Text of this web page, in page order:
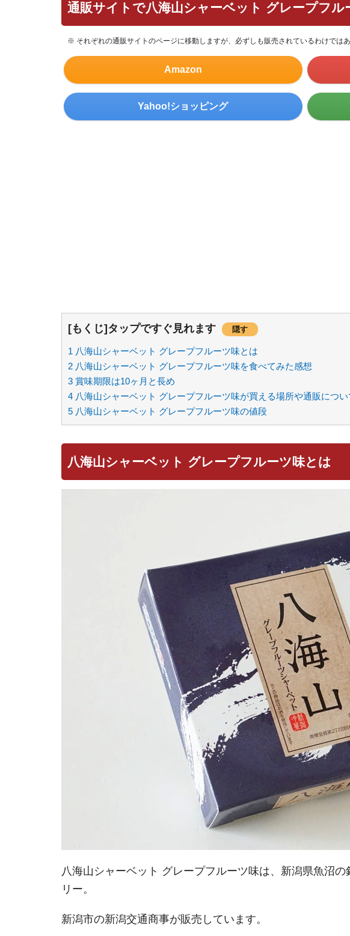
通販サイトで八海山シャーベット グレープフル
※ それぞれの通販サイトのページに移動しますが、必ずしも販売されているわけではあ
Amazon
Yahoo!ショッピング
[もくじ]タップですぐ見れます 隠す
1 八海山シャーベット グレープフルーツ味とは
2 八海山シャーベット グレープフルーツ味を食べてみた感想
3 賞味期限は10ヶ月と長め
4 八海山シャーベット グレープフルーツ味が買える場所や通販につい
5 八海山シャーベット グレープフルーツ味の値段
八海山シャーベット グレープフルーツ味とは
八海山シャーベット グレープフルーツ味は、新潟県魚沼
リー。
新潟市の新潟交通商事が販売しています。